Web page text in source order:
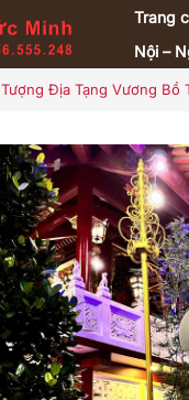
Trang
Nội –
Tượng Địa Tạng Vương Bồ